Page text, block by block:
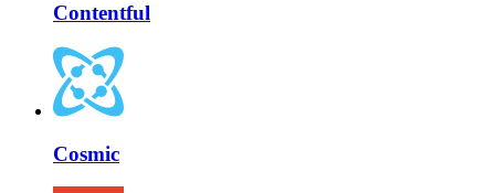
Contentful
Cosmic